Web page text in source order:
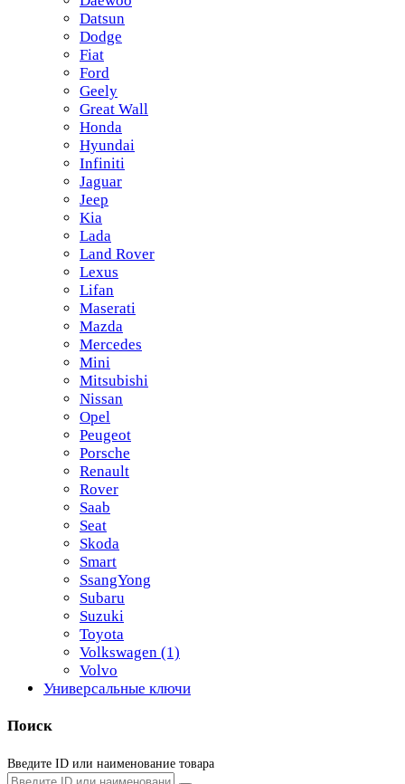
Datsun
Dodge
Fiat
Ford
Geely
Great Wall
Honda
Hyundai
Infiniti
Jaguar
Jeep
Kia
Lada
Land Rover
Lexus
Lifan
Maserati
Mazda
Mercedes
Mini
Mitsubishi
Nissan
Opel
Peugeot
Porsche
Renault
Rover
Saab
Seat
Skoda
Smart
SsangYong
Subaru
Suzuki
Toyota
Volkswagen (1)
Volvo
Универсальные ключи
Поиск
Введите ID или наименование товара